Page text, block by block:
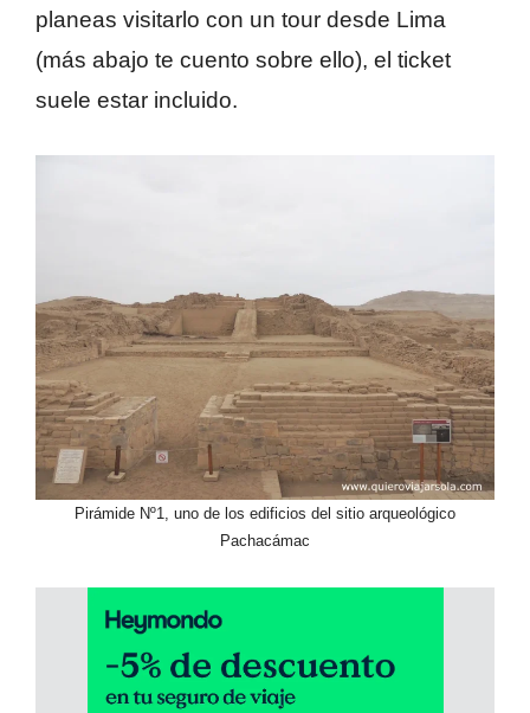
planeas visitarlo con un tour desde Lima
(más abajo te cuento sobre ello), el ticket
suele estar incluido.
Pirámide Nº1, uno de los edificios del sitio arqueológico
Pachacámac